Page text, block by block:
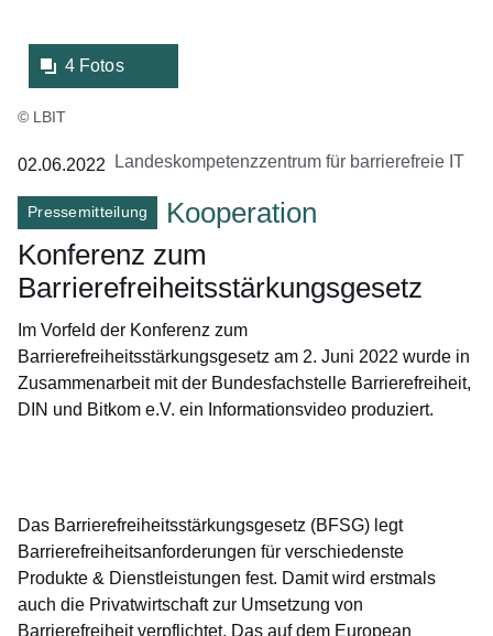
4 Fotos
© LBIT
02.06.2022 Landeskompetenzzentrum für barrierefreie IT
Pressemitteilung
Kooperation
Konferenz zum
Barrierefreiheitsstärkungsgesetz
Im Vorfeld der Konferenz zum
Barrierefreiheitsstärkungsgesetz am 2. Juni 2022 wurde in
Zusammenarbeit mit der Bundesfachstelle Barrierefreiheit,
DIN und Bitkom e.V. ein Informationsvideo produziert.
Das Barrierefreiheitsstärkungsgesetz (BFSG) legt
Barrierefreiheitsanforderungen für verschiedenste
Produkte & Dienstleistungen fest. Damit wird erstmals
auch die Privatwirtschaft zur Umsetzung von
Barrierefreiheit verpflichtet. Das auf dem European